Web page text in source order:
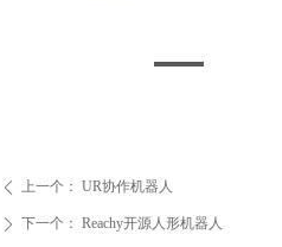
ꄴ 上一个： UR协作机器人
ꄲ 下一个： Reachy开源人形机器人